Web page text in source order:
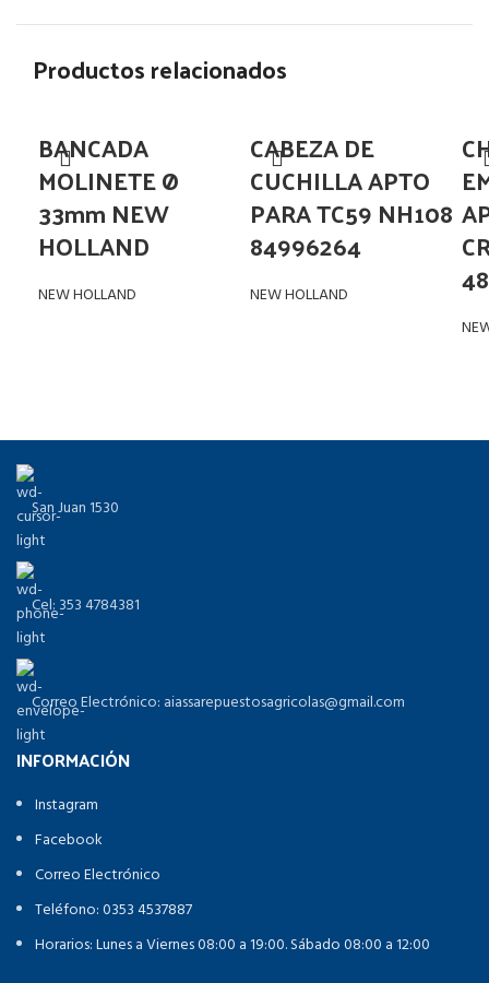
Productos relacionados
BANCADA
MOLINETE Ø
33mm NEW
HOLLAND
NEW HOLLAND
CABEZA DE
CUCHILLA APTO
PARA TC59 NH108
84996264
NEW HOLLAND
San Juan 1530
Cel: 353 4784381
Correo Electrónico: aiassarepuestosagricolas@gmail.com
INFORMACIÓN
Instagram
Facebook
Correo Electrónico
Teléfono: 0353 4537887
Horarios: Lunes a Viernes 08:00 a 19:00. Sábado 08:00 a 12:00